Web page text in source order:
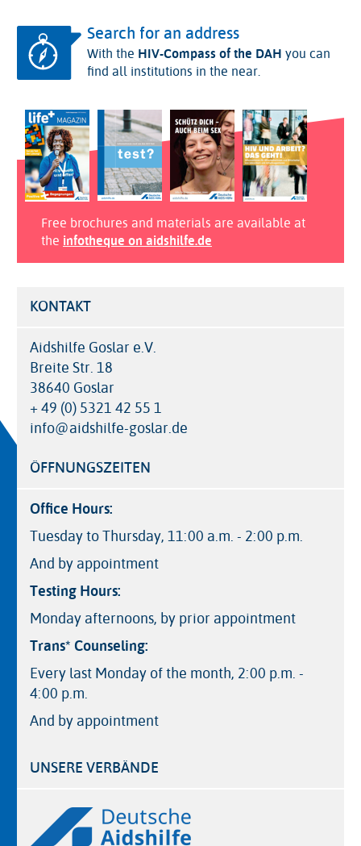
Search for an address
With the HIV-Compass of the DAH you can
find all institutions in the near.
Free brochures and materials are available at
the infotheque on aidshilfe.de
KONTAKT
Aidshilfe Goslar e.V.
Breite Str. 18
38640 Goslar
+ 49 (0) 5321 42 55 1
info@aidshilfe-goslar.de
ÖFFNUNGSZEITEN
Office Hours:
Tuesday to Thursday, 11:00 a.m. - 2:00 p.m.
And by appointment
Testing Hours:
Monday afternoons, by prior appointment
Trans* Counseling:
Every last Monday of the month, 2:00 p.m. -
4:00 p.m.
And by appointment
UNSERE VERBÄNDE
Logos